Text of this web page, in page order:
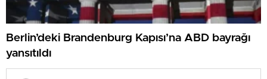
Berlin’deki Brandenburg Kapısı’na ABD bayrağı
yansıtıldı